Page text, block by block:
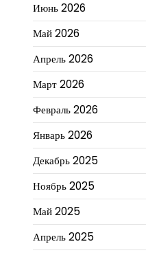
Июнь 2026
Май 2026
Апрель 2026
Март 2026
Февраль 2026
Январь 2026
Декабрь 2025
Ноябрь 2025
Май 2025
Апрель 2025